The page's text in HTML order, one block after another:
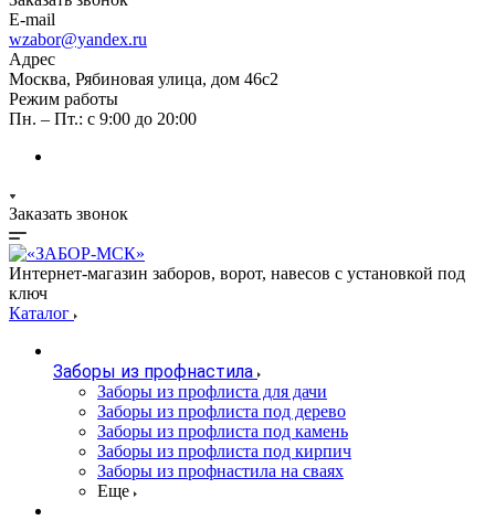
E-mail
wzabor@yandex.ru
Адрес
Москва, Рябиновая улица, дом 46с2
Режим работы
Пн. – Пт.: с 9:00 до 20:00
Заказать звонок
Интернет-магазин заборов, ворот, навесов с установкой под
ключ
Каталог
Заборы из профнастила
Заборы из профлиста для дачи
Заборы из профлиста под дерево
Заборы из профлиста под камень
Заборы из профлиста под кирпич
Заборы из профнастила на сваях
Еще